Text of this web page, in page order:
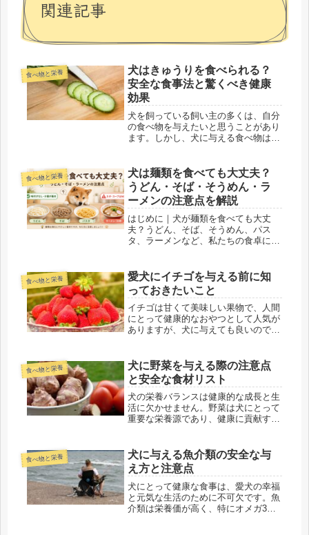
関連記事
食べ物と栄養
犬はきゅうりを食べられる？
安全な食事法と驚くべき健康
効果
犬を飼っている飼い主の多くは、自分
の食べ物を与えたいと思うことがあり
ます。しかし、犬に与える食べ物は慎
一つです。この記事では、犬にきゅう
りを食べさせても大丈夫なのか、どの
よ...
食べ物と栄養
犬は麺類を食べても大丈夫？
うどん・そば・そうめん・ラ
ーメンの注意点を解説
はじめに｜犬が麺類を食べても大丈
夫？うどん、そば、そうめん、パス
タ、ラーメンなど、私たちの食卓に登
麺を食べてしまったりして、「犬は麺
類を食べても大丈夫なの？」と不安に
なった...
食べ物と栄養
愛犬にイチゴを与える前に知
っておきたいこと
イチゴは甘くて美味しい果物で、人間
にとって健康的なおやつとして人気が
ありますが、犬に与えても良いのでし
について詳しく解説します。愛犬に安
心して与えられるおやつとしてイチゴ
を...
食べ物と栄養
犬に野菜を与える際の注意点
と安全な食材リスト
犬の栄養バランスは健康的な成長と生
活に欠かせません。野菜は犬にとって
重要な栄養源であり、健康に貢献する
を与える際の注意点と安全な食材リス
トについて詳しく解説します。犬に適
し...
食べ物と栄養
犬に与える魚介類の安全な与
え方と注意点
犬にとって健康な食事は、愛犬の幸福
と元気な生活のために不可欠です。魚
介類は栄養価が高く、特にオメガ3脂